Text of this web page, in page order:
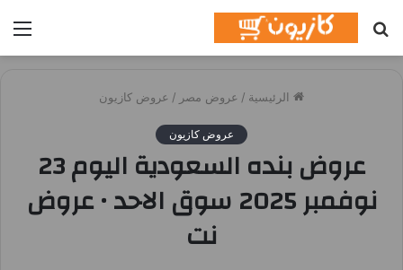
عن
الرئيسية / عروض مصر / عروض كازيون
عروض كازيون
عروض بنده السعودية اليوم 23
نوفمبر 2025 سوق الاحد • عروض
نت